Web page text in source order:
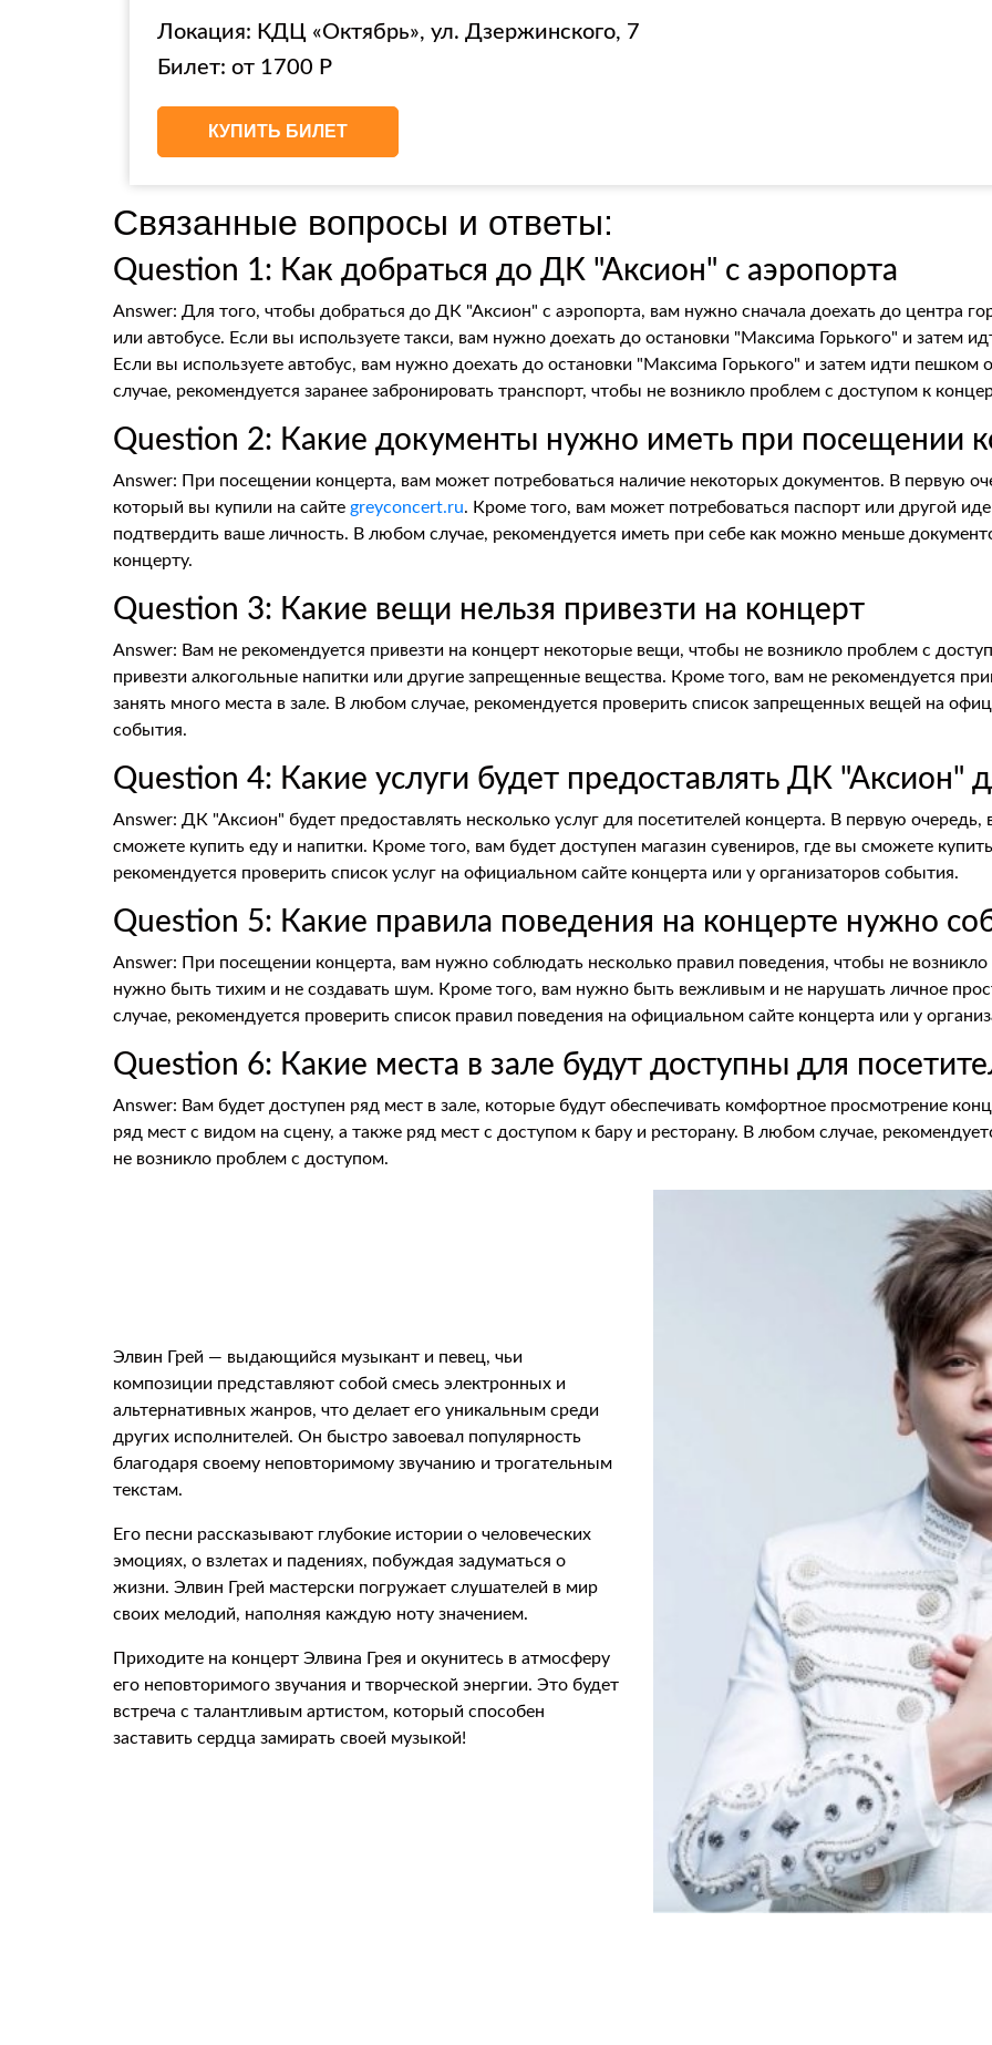
Локация: КДЦ «Октябрь», ул. Дзержинского, 7
Билет: от 1700 Р
КУПИТЬ БИЛЕТ
Связанные вопросы и ответы:
Question 1: Как добраться до ДК "Аксион" с аэропорта
Answer: Для того, чтобы добраться до ДК "Аксион" с аэропорта, вам нужно сначала доехать до центра
или автобусе. Если вы используете такси, вам нужно доехать до остановки "Максима Горького" и затем
Если вы используете автобус, вам нужно доехать до остановки "Максима Горького" и затем идти
случае, рекомендуется заранее забронировать транспорт, чтобы не возникло проблем с доступом к
Question 2: Какие документы нужно иметь при посещении
Answer: При посещении концерта, вам может потребоваться наличие некоторых документов. В первую
который вы купили на сайте greyconcert.ru. Кроме того, вам может потребоваться паспорт или другой
подтвердить ваше личность. В любом случае, рекомендуется иметь при себе как можно меньше
концерту.
Question 3: Какие вещи нельзя привезти на концерт
Answer: Вам не рекомендуется привезти на концерт некоторые вещи, чтобы не возникло проблем с
привезти алкогольные напитки или другие запрещенные вещества. Кроме того, вам не рекомендуется
занять много места в зале. В любом случае, рекомендуется проверить список запрещенных вещей на
события.
Question 4: Какие услуги будет предоставлять ДК "Аксион"
Answer: ДК "Аксион" будет предоставлять несколько услуг для посетителей концерта. В первую очередь,
сможете купить еду и напитки. Кроме того, вам будет доступен магазин сувениров, где вы сможете
рекомендуется проверить список услуг на официальном сайте концерта или у организаторов события.
Question 5: Какие правила поведения на концерте нужно
Answer: При посещении концерта, вам нужно соблюдать несколько правил поведения, чтобы не
нужно быть тихим и не создавать шум. Кроме того, вам нужно быть вежливым и не нарушать личное
случае, рекомендуется проверить список правил поведения на официальном сайте концерта или у
Question 6: Какие места в зале будут доступны для
Answer: Вам будет доступен ряд мест в зале, которые будут обеспечивать комфортное просмотрение
ряд мест с видом на сцену, а также ряд мест с доступом к бару и ресторану. В любом случае,
не возникло проблем с доступом.
Элвин Грей — выдающийся музыкант и певец, чьи
композиции представляют собой смесь электронных и
альтернативных жанров, что делает его уникальным среди
других исполнителей. Он быстро завоевал популярность
благодаря своему неповторимому звучанию и трогательным
текстам.
Его песни рассказывают глубокие истории о человеческих
эмоциях, о взлетах и падениях, побуждая задуматься о
жизни. Элвин Грей мастерски погружает слушателей в мир
своих мелодий, наполняя каждую ноту значением.
Приходите на концерт Элвина Грея и окунитесь в атмосферу
его неповторимого звучания и творческой энергии. Это будет
встреча с талантливым артистом, который способен
заставить сердца замирать своей музыкой!